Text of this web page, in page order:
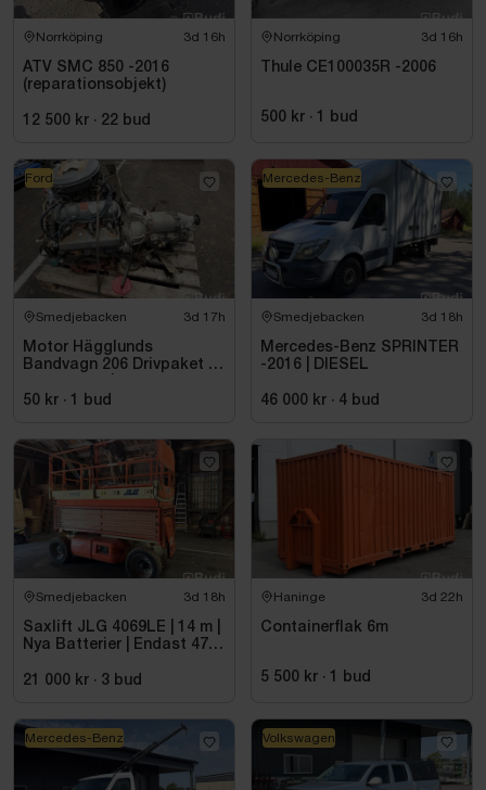
Norrköping 3d 16h
ATV SMC 850 -2016
(reparationsobjekt)
12 500 kr · 22 bud
Norrköping 3d 16h
Thule CE100035R -2006
500 kr · 1 bud
Smedjebacken 3d 17h
Motor Hägglunds
Bandvagn 206 Drivpaket |
Automat | 259,9 mil
50 kr · 1 bud
Ford
Smedjebacken 3d 18h
Mercedes-Benz SPRINTER
-2016 | DIESEL
46 000 kr · 4 bud
Mercedes-Benz
Smedjebacken 3d 18h
Saxlift JLG 4069LE | 14 m |
Nya Batterier | Endast 475
21 000 kr · 3 bud
Haninge 3d 22h
Containerflak 6m
5 500 kr · 1 bud
Mercedes-Benz Volkswagen